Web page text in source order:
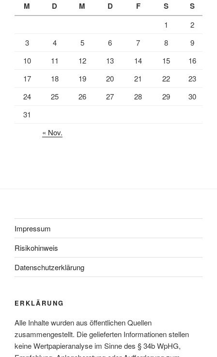
M D M D F S S
1
2
3
4 5 6 7 8
9
10
11 12 13 14 15
16
17
18 19 20 21 22
23
24
25 26 27 28 29
30
31
« Nov.
Impressum
Risikohinweis
Datenschutzerklärung
ERKLÄRUNG
Alle Inhalte wurden aus öffentlichen Quellen
zusammengestellt. Die gelieferten Informationen stellen
keine Wertpapieranalyse im Sinne des § 34b WpHG,